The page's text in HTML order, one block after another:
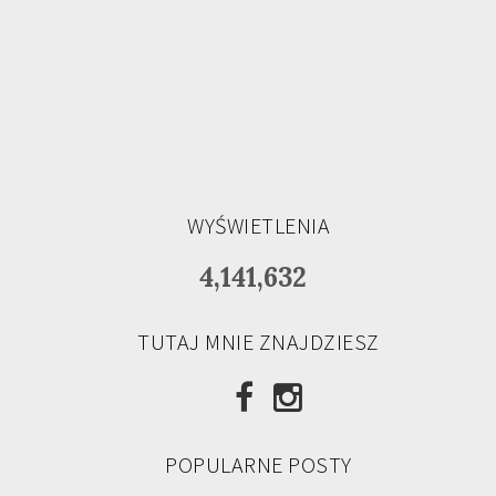
WYŚWIETLENIA
4,141,632
TUTAJ MNIE ZNAJDZIESZ
POPULARNE POSTY